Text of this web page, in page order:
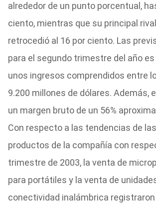
alrededor de un punto porcentual,
ciento, mientras que su principal
retrocedió al 16 por ciento. Las
para el segundo trimestre del año
unos ingresos comprendidos entre
9.200 millones de dólares. Además,
un margen bruto de un 56%
Con respecto a las tendencias de
productos de la compañía con
trimestre de 2003, la venta de
para portátiles y la venta de
conectividad inalámbrica